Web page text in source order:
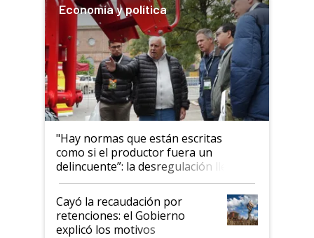
Economía y política
"Hay normas que están escritas
como si el productor fuera un
delincuente”: la desregulación llegó
al Congreso Aapresid y hasta se
habló del financiamiento al IPCVA
Cayó la recaudación por
retenciones: el Gobierno
explicó los motivos